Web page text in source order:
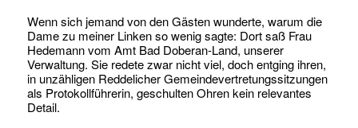
Wenn sich jemand von den Gästen wunderte, warum die
Dame zu meiner Linken so wenig sagte: Dort saß Frau
Hedemann vom Amt Bad Doberan-Land, unserer
Verwaltung. Sie redete zwar nicht viel, doch entging ihren,
in unzähligen Reddelicher Gemeindevertretungssitzungen
als Protokollführerin, geschulten Ohren kein relevantes
Detail.